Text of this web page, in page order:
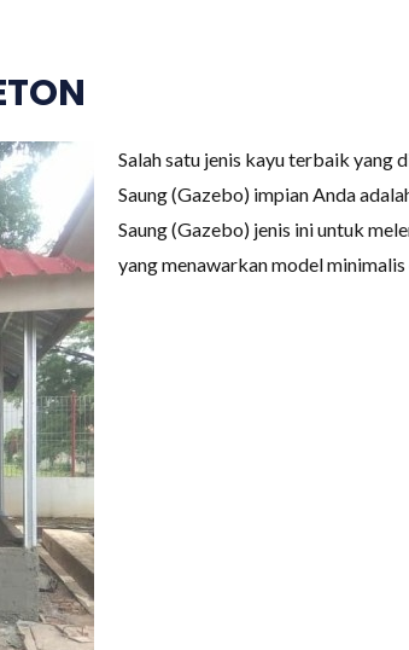
Salah satu jenis kayu terbaik yang
Saung (Gazebo) impian Anda
Saung (Gazebo) jenis ini untuk
yang menawarkan model minimalis